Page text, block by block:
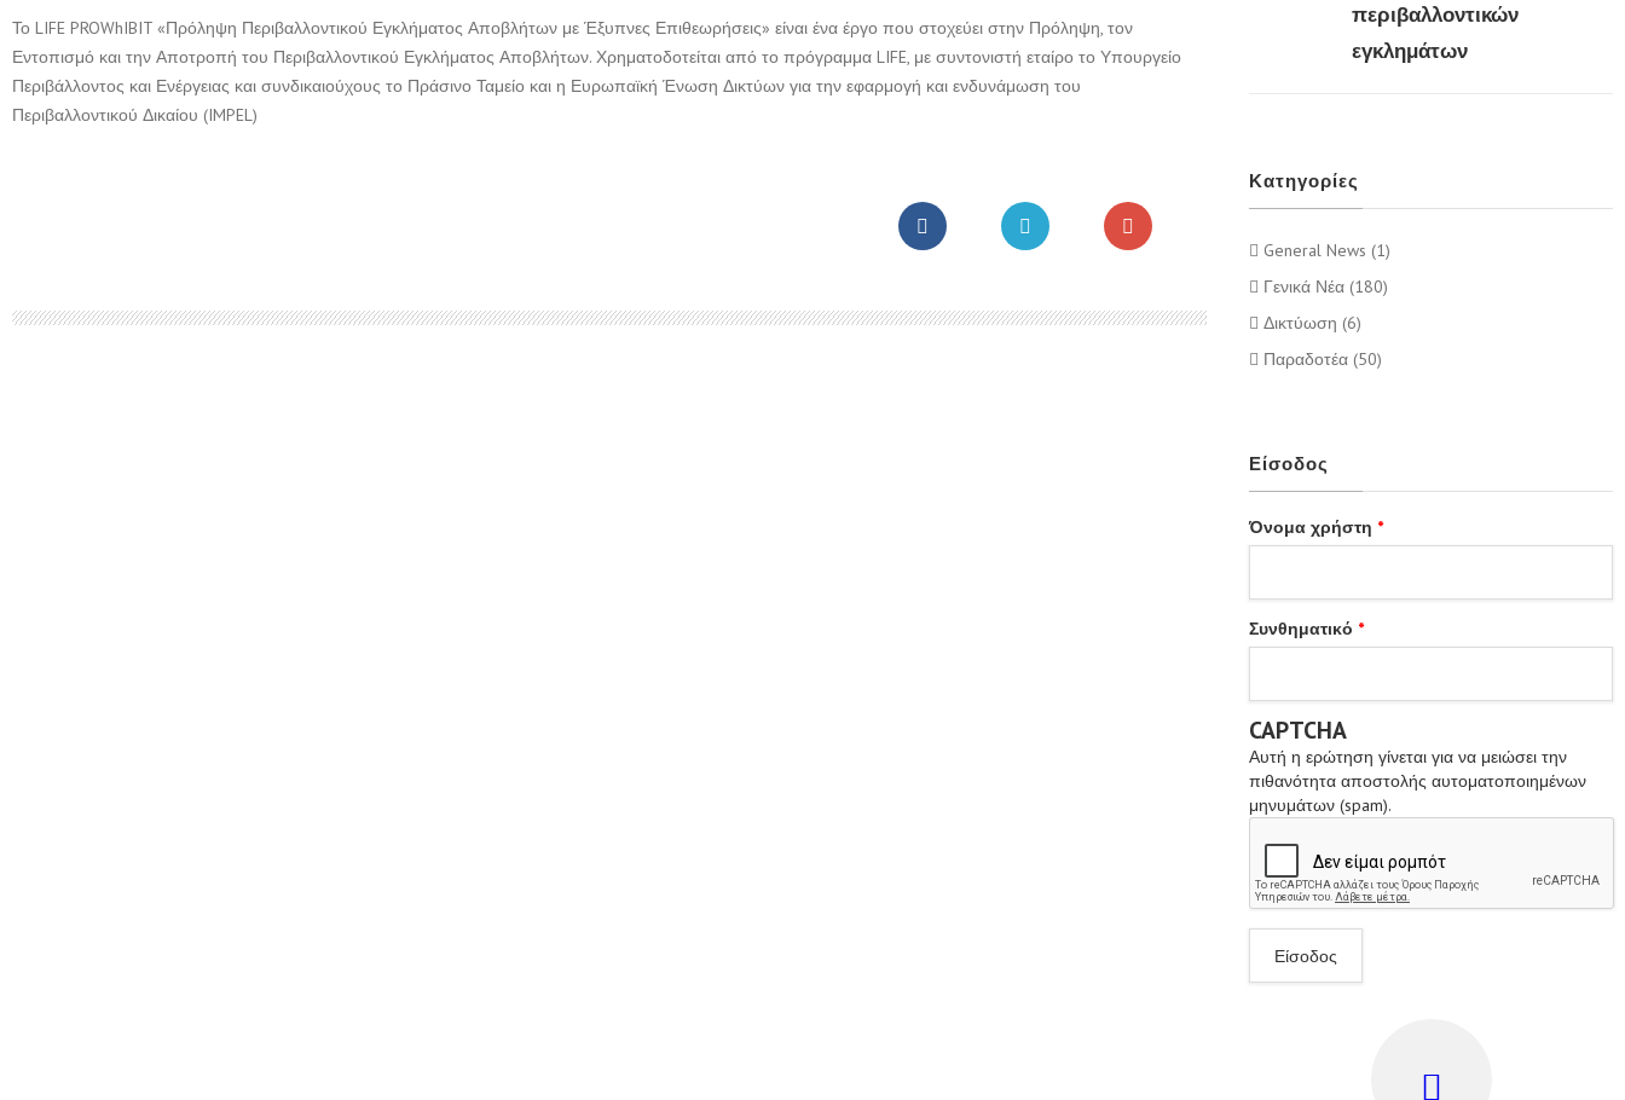
Το LIFE PROWhIBIT «Πρόληψη Περιβαλλοντικού Εγκλήματος Αποβλήτων με Έξυπνες Επιθεωρήσεις» είναι ένα έργο που στοχεύει στην Πρόληψη, τον
Εντοπισμό και την Αποτροπή του Περιβαλλοντικού Εγκλήματος Αποβλήτων. Χρηματοδοτείται από το πρόγραμμα LIFE, με συντονιστή εταίρο το Υπουργείο
Περιβάλλοντος και Ενέργειας και συνδικαιούχους το Πράσινο Ταμείο και η Ευρωπαϊκή Ένωση Δικτύων για την εφαρμογή και ενδυνάμωση του
Περιβαλλοντικού Δικαίου (IMPEL)
περιβαλλοντικών
εγκλημάτων
Κατηγορίες
General News (1)
Γενικά Νέα (180)
Δικτύωση (6)
Παραδοτέα (50)
Είσοδος
Όνομα χρήστη *
Συνθηματικό *
CAPTCHA
Αυτή η ερώτηση γίνεται για να μειώσει την
πιθανότητα αποστολής αυτοματοποιημένων
μηνυμάτων (spam).